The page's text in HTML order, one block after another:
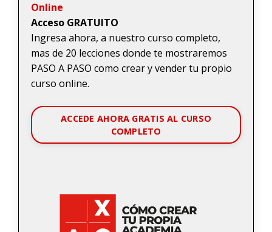
Online
Acceso GRATUITO
Ingresa ahora, a nuestro curso completo,
mas de 20 lecciones donde te mostraremos
PASO A PASO como crear y vender tu propio
curso online.
ACCEDE AHORA GRATIS AL CURSO
COMPLETO